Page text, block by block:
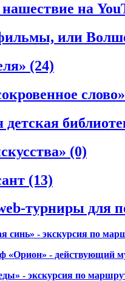
на
или
(24)
слово»
(0)
(13)
турниры для
синь» - экскурсия по
«Орион» - действующий
- экскурсия по